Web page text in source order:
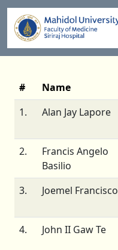
# Name
1.
Alan Jay Lapore
2.
Francis Angelo
Basilio
3.
Joemel Francisco
4.
John II Gaw Te